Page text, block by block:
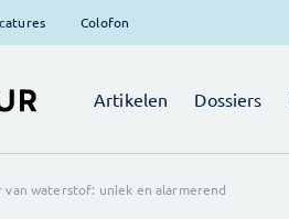
Colofon
Artikelen Dossiers
van waterstof: uniek en alarmerend